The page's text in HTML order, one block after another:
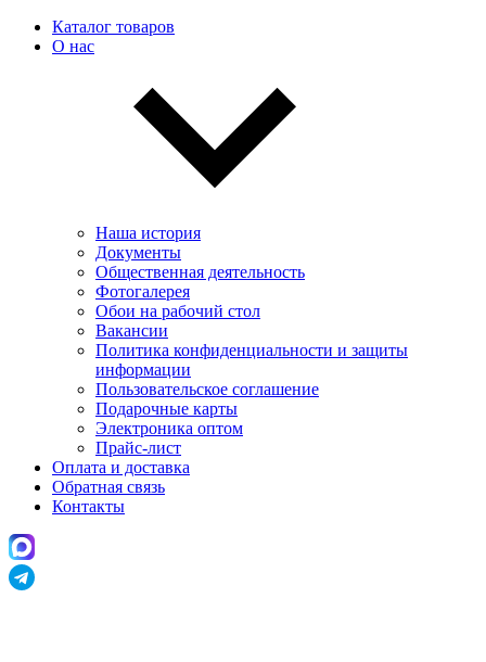
Каталог товаров
О нас
Наша история
Документы
Общественная деятельность
Фотогалерея
Обои на рабочий стол
Вакансии
Политика конфиденциальности и защиты
информации
Пользовательскоe соглашение
Подарочные карты
Электроника оптом
Прайс-лист
Оплата и доставка
Обратная связь
Контакты